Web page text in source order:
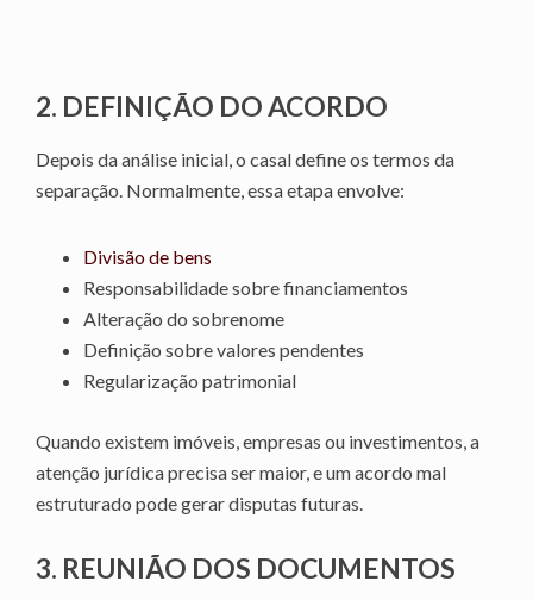
2. DEFINIÇÃO DO ACORDO
Depois da análise inicial, o casal define os termos da
separação. Normalmente, essa etapa envolve:
Divisão de bens
Responsabilidade sobre financiamentos
Alteração do sobrenome
Definição sobre valores pendentes
Regularização patrimonial
Quando existem imóveis, empresas ou investimentos, a
atenção jurídica precisa ser maior, e um acordo mal
estruturado pode gerar disputas futuras.
3. REUNIÃO DOS DOCUMENTOS